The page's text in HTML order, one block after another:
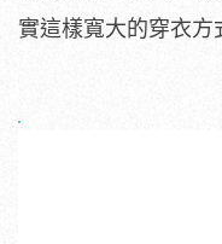
實這樣寬大的穿衣方